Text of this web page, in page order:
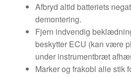
Afbryd altid batteriets
demontering.
Fjern indvendig
beskytter ECU (kan være
under instrumentbræt
Marker og frakobl alle stik